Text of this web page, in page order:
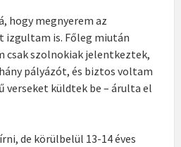
hogy megnyerem az
izgultam is. Főleg miután
csak szolnokiak jelentkeztek,
pályázót, és biztos voltam
verseket küldtek be – árulta el
de körülbelül 13-14 éves